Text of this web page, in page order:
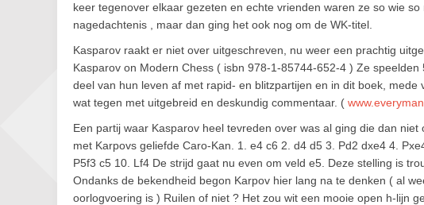
keer tegenover elkaar gezeten en echte vrienden waren ze so wie
nagedachtenis , maar dan ging het ook nog om de WK-titel.
Kasparov raakt er niet over uitgeschreven, nu weer een prachtig
Kasparov on Modern Chess ( isbn 978-1-85744-652-4 ) Ze
deel van hun leven af met rapid- en blitzpartijen en in dit boek,
wat tegen met uitgebreid en deskundig commentaar. (
Een partij waar Kasparov heel tevreden over was al ging die dan
met Karpovs geliefde Caro-Kan. 1. e4 c6 2. d4 d5 3. Pd2 dxe4 4.
P5f3 c5 10. Lf4 De strijd gaat nu even om veld e5. Deze stelling is
Ondanks de bekendheid begon Karpov hier lang na te denken ( al
oorlogvoering is ) Ruilen of niet ? Het zou wit een mooie open h-lijn